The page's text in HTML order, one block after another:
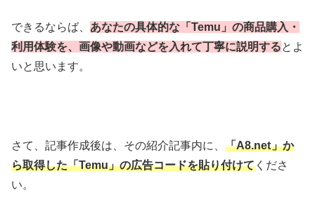
できるならば、 あなたの具体的な「Temu」の商品購入・
利用体験を、画像や動画などを入れて丁寧に説明するとよ
いと思います。
さて、記事作成後は、その紹介記事内に、 「A8.net」か
ら取得した「Temu」の広告コードを貼り付けて くださ
い。